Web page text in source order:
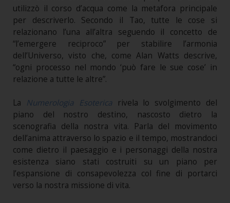
utilizzò il corso d’acqua come la metafora principale
per descriverlo. Secondo il Tao, tutte le cose si
relazionano l’una all’altra seguendo il concetto de
“l’emergere reciproco” per stabilire l’armonia
dell’Universo, visto che, come Alan Watts descrive,
“ogni processo nel mondo ‘può fare le sue cose’ in
relazione a tutte le altre”.
La Numerologia Esotericarivela lo svolgimento del
piano del nostro destino, nascosto dietro la
scenografia della nostra vita. Parla del movimento
dell’anima attraverso lo spazio e il tempo, mostrandoci
come dietro il paesaggio e i personaggi della nostra
esistenza siano stati costruiti su un piano per
l’espansione di consapevolezza col fine di portarci
verso la nostra missione di vita.